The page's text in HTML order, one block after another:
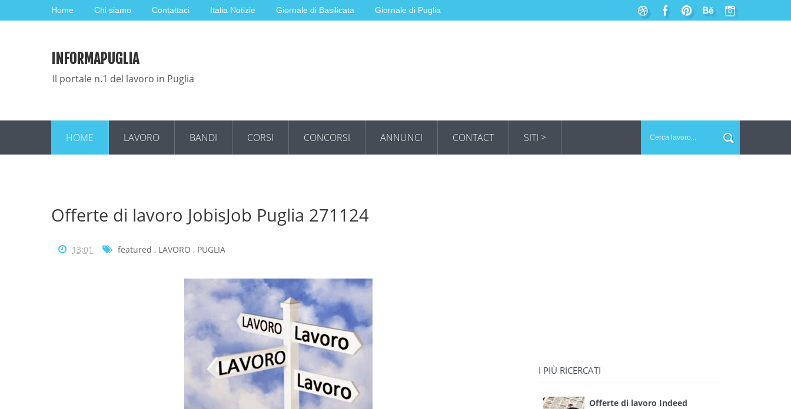
Home Chi siamo Contattaci Italia Notizie Giornale di Basilicata Giornale di Puglia
INFORMAPUGLIA
Il portale n.1 del lavoro in Puglia
HOME LAVORO BANDI CORSI CONCORSI ANNUNCI CONTACT SITI >
Offerte di lavoro JobisJob Puglia 271124
13:01 featured , LAVORO , PUGLIA
I PIÙ RICERCATI
Offerte di lavoro Indeed